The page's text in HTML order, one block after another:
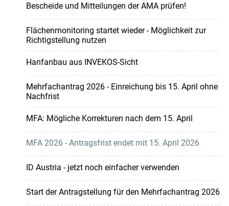
Bescheide und Mitteilungen der AMA prüfen!
Flächenmonitoring startet wieder - Möglichkeit zur
Richtigstellung nutzen
Hanfanbau aus INVEKOS-Sicht
Mehrfachantrag 2026 - Einreichung bis 15. April ohne
Nachfrist
MFA: Mögliche Korrekturen nach dem 15. April
MFA 2026 - Antragsfrist endet mit 15. April 2026
ID Austria - jetzt noch einfacher verwenden
Start der Antragstellung für den Mehrfachantrag 2026